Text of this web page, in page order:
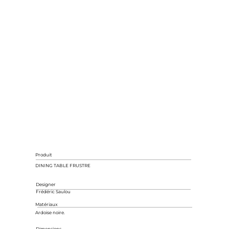
Produit
DINING TABLE FRUSTRE
Designer
Frédéric Saulou
Matériaux
Ardoise noire.